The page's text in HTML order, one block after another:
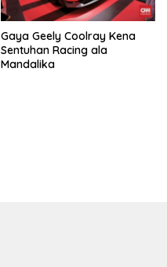
Gaya Geely Coolray Kena
Sentuhan Racing ala
Mandalika